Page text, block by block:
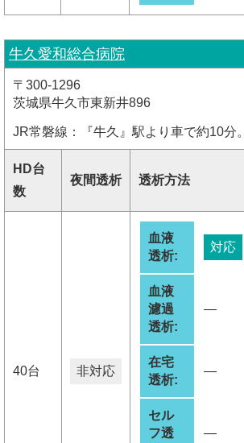
牛久愛和総合病院
〒300-1296
茨城県牛久市東新井896
JR常磐線：『牛久』駅より車で約10分。
HD台
数
夜間透析 透析方法
40台 非対応
血液
透析:
対応
血液
濾過
透析:
―
在宅
透析:
―
セル
フ透
―